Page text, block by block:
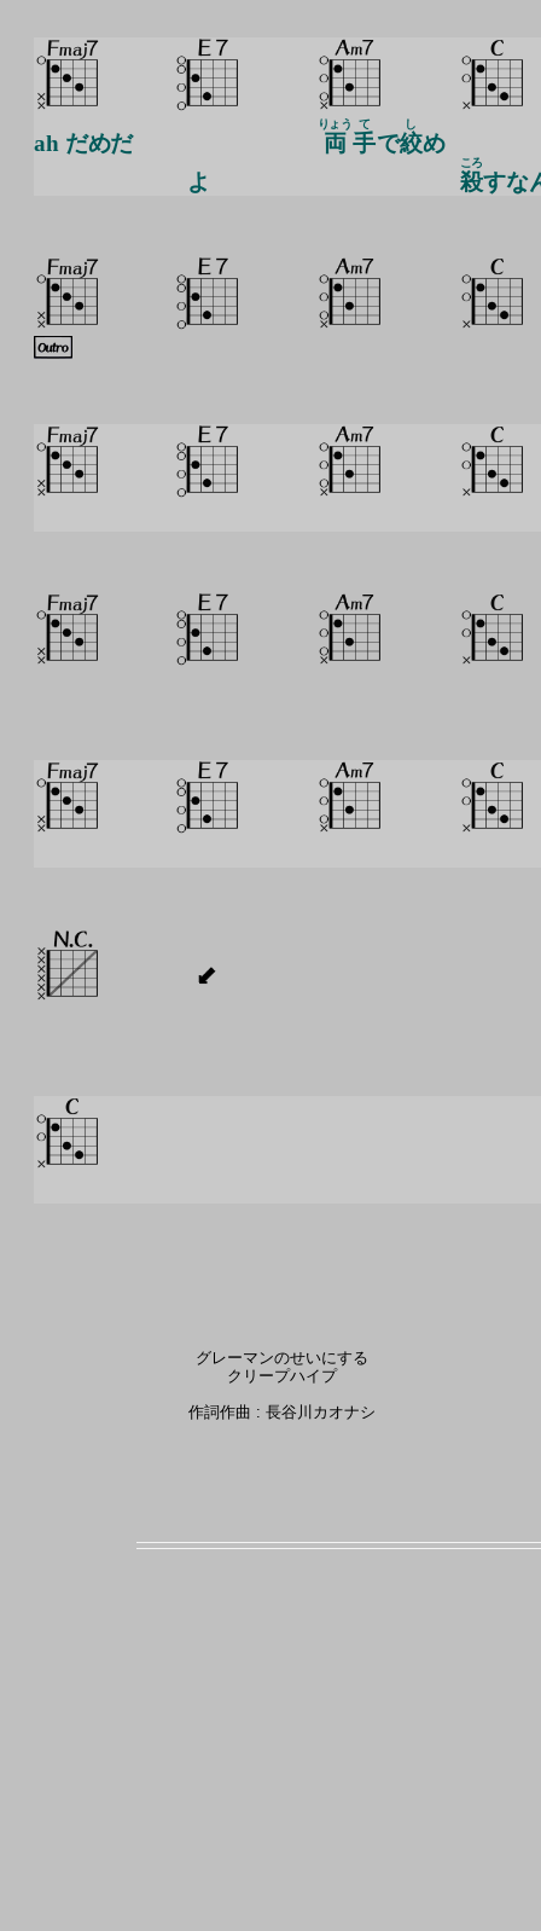
ah だめだ
よ
両
りょう
手
て
で絞
し
め
殺
ころ
すな
グレーマンのせいにする
クリープハイプ
作詞作曲 : 長谷川カオナシ